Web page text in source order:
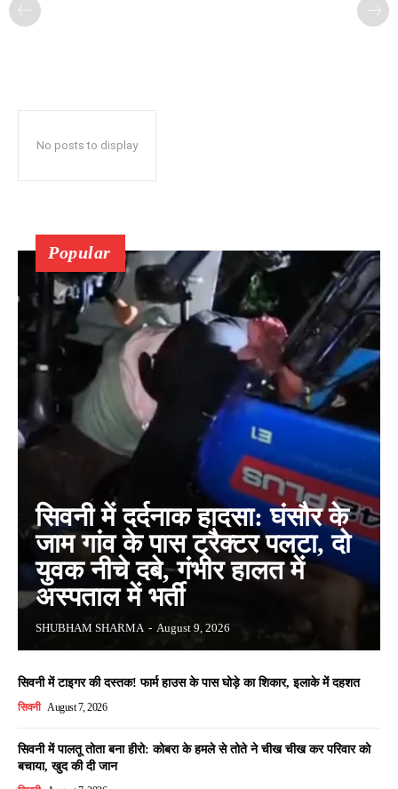
No posts to display
Popular
सिवनी में दर्दनाक हादसा: घंसौर के
जाम गांव के पास ट्रैक्टर पलटा, दो
युवक नीचे दबे, गंभीर हालत में
अस्पताल में भर्ती
SHUBHAM SHARMA - August 9, 2026
सिवनी में टाइगर की दस्तक! फार्म हाउस के पास घोड़े का शिकार, इलाके में दहशत
सिवनी August 7, 2026
सिवनी में पालतू तोता बना हीरो: कोबरा के हमले से तोते ने चीख चीख कर परिवार को
बचाया, खुद की दी जान